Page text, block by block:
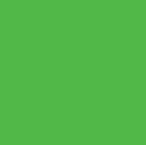
Bojue-3 Series
Mobiltilbehør,